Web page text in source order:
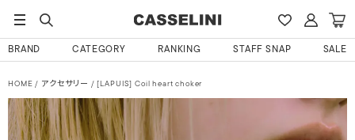
BRAND CATEGORY RANKING STAFF SNAP SALE
HOME アクセサリー [LAPUIS] Coil heart choker